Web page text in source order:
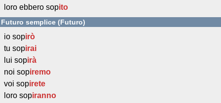
loro ebbero sopito
Futuro semplice (Futuro)
io sopirò
tu sopirai
lui sopirà
noi sopiremo
voi sopirete
loro sopiranno